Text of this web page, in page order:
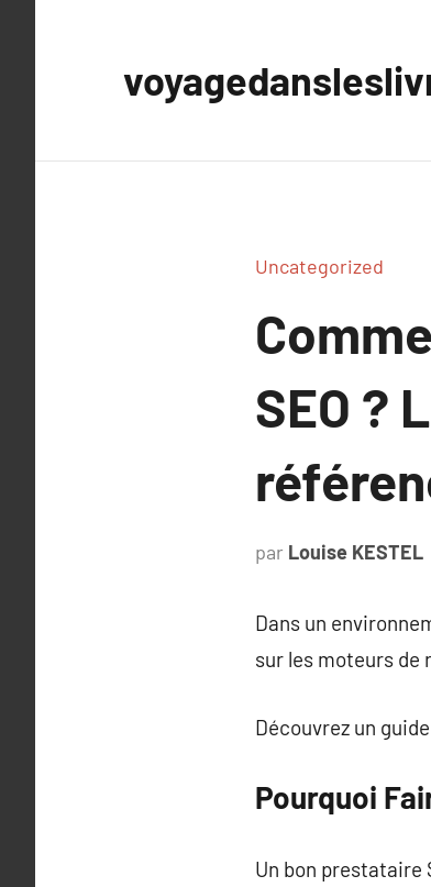
Uncategorized
SEO ?
par Louise KESTEL
Dans un
sur les moteurs de
Découvrez un
Pourquoi
Un bon prestataire